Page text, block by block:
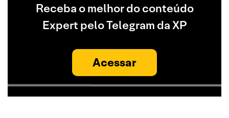
Receba o melhor do conteúdo
Expert pelo Telegram da XP
Acessar